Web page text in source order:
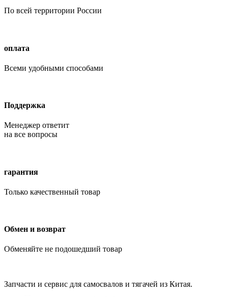
По всей территории России
оплата
Всеми удобными способами
Поддержка
Менеджер ответит
на все вопросы
гарантия
Только качественный товар
Обмен и возврат
Обменяйте не подошедший товар
Запчасти и сервис для самосвалов и тягачей из Китая.